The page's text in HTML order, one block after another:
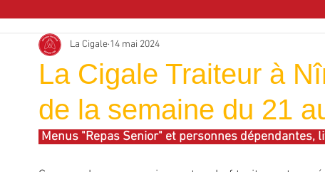
PARTENAIRES NUTRITION
La Cigale Traiteur à
de la semaine du 21
La Cigale 14 mai 2024
Menus "Repas Senior" et personnes dépendantes,